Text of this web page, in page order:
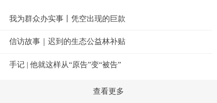
我为群众办实事丨凭空出现的巨款
信访故事｜迟到的生态公益林补贴
手记 | 他就这样从“原告”变“被告”
查看更多